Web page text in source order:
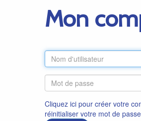
Mon
Cliquez ici pour créer votre
réinitialiser votre mot de passe